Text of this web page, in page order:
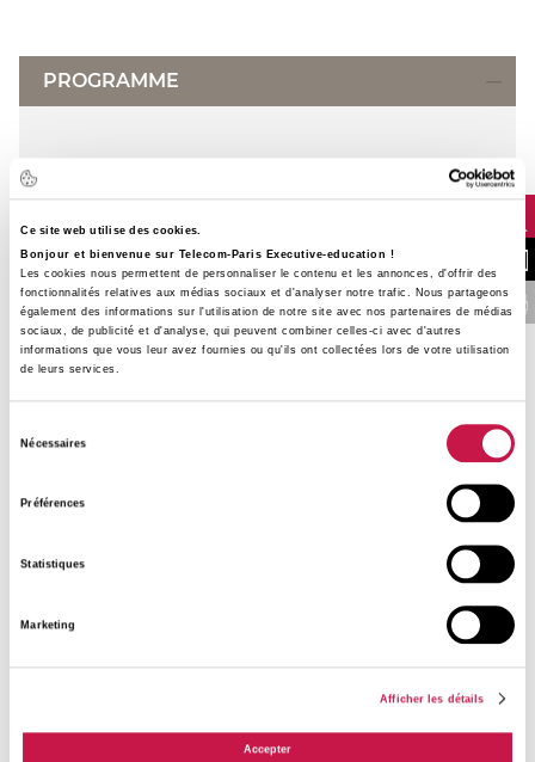
Ce site web utilise des cookies.
Bonjour et bienvenue sur Telecom-Paris Executive-education !
Les cookies nous permettent de personnaliser le contenu et les annonces, d'offrir des
fonctionnalités relatives aux médias sociaux et d'analyser notre trafic. Nous partageons
également des informations sur l'utilisation de notre site avec nos partenaires de médias
sociaux, de publicité et d'analyse, qui peuvent combiner celles-ci avec d'autres
informations que vous leur avez fournies ou qu'ils ont collectées lors de votre utilisation
de leurs services.
Nécessaires
Préférences
Statistiques
Marketing
Afficher les détails
Accepter
FINANCER VOTRE
PROGRAMME
Découverte et utilisation d’un SI
Industriel « urbanisé » et « intégré »
avec l’IoT
Présentation et démonstration du SI
Installation des principaux composants
de ce SI sur les PC des Auditeurs
Exercice de manipulation des différents
composants du SI exemple
Présentation des principes de base
Liens entre urbanisation et stratégie